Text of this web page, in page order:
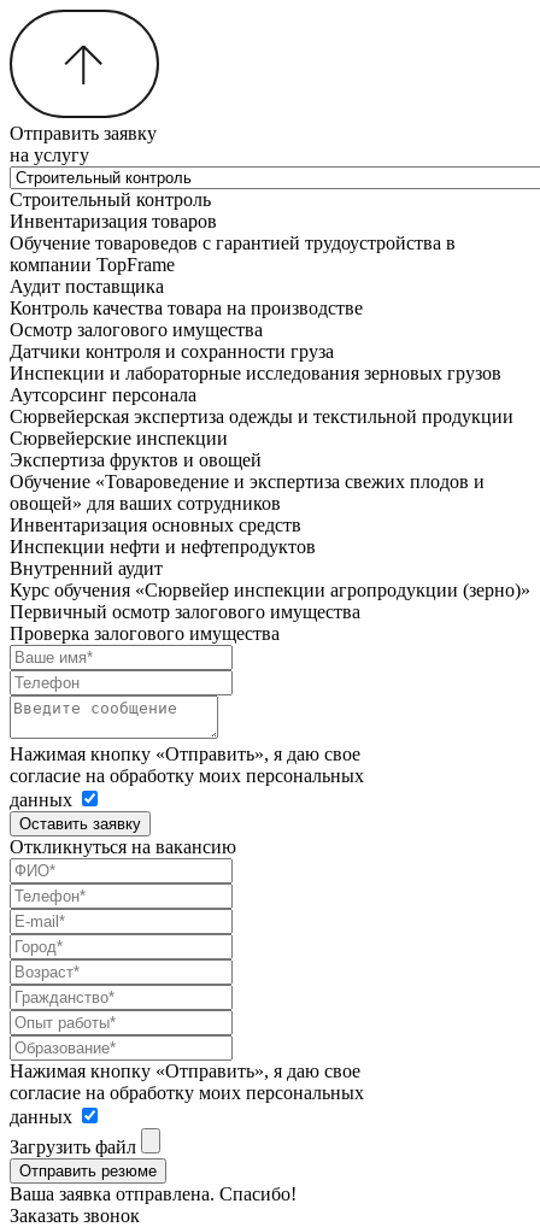
Отправить заявку
на услугу
Строительный контроль
Инвентаризация товаров
Обучение товароведов с гарантией трудоустройства в
компании TopFrame
Аудит поставщика
Контроль качества товара на производстве
Осмотр залогового имущества
Датчики контроля и сохранности груза
Инспекции и лабораторные исследования зерновых грузов
Аутсорсинг персонала
Сюрвейерская экспертиза одежды и текстильной продукции
Сюрвейерские инспекции
Экспертиза фруктов и овощей
Обучение «Товароведение и экспертиза свежих плодов и
овощей» для ваших сотрудников
Инвентаризация основных средств
Инспекции нефти и нефтепродуктов
Внутренний аудит
Курс обучения «Сюрвейер инспекции агропродукции (зерно)»
Первичный осмотр залогового имущества
Проверка залогового имущества
Нажимая кнопку «Отправить», я даю свое
согласие на обработку моих персональных
данных
Оставить заявку
Откликнуться на вакансию
Нажимая кнопку «Отправить», я даю свое
согласие на обработку моих персональных
данных
Загрузить файл
Отправить резюме
Ваша заявка отправлена. Спасибо!
Заказать звонок